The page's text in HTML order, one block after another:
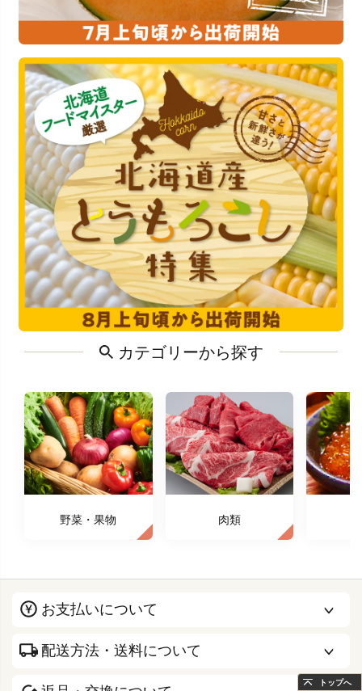
カテゴリーから探す
野菜・果物 肉類
お支払いについて
配送方法・送料について
トップへ